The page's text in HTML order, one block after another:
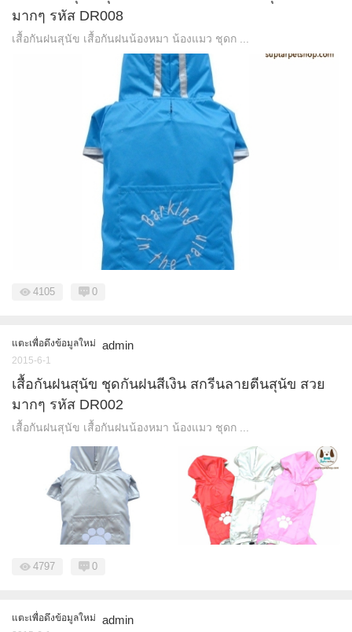
มากๆ รหัส DR008
เสื้อกันฝนสุนัข เสื้อกันฝนน้องหมา น้องแมว ชุดก ...
4105 0
แตะเพื่อดึงข้อมูลใหม่ admin
2015-6-1
เสื้อกันฝนสุนัข ชุดกันฝนสีเงิน สกรีนลายตีนสุนัข สวย
มากๆ รหัส DR002
เสื้อกันฝนสุนัข เสื้อกันฝนน้องหมา น้องแมว ชุดก ...
4797 0
แตะเพื่อดึงข้อมูลใหม่ admin